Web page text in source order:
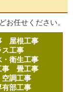
お任せください。
屋根工事
ス工事
・衛生工事
事畳工事
空調工事
有部工事